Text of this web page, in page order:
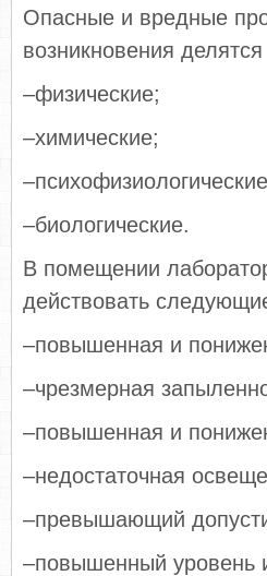
Опасные и вредные
возникновения
–физические;
–химические;
–биологические.
В помещении
действовать
–повышенная и
–чрезмерная
–повышенная и
–недостаточная
–превышающий
–повышенный уровень